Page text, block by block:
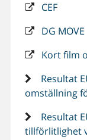
CEF
DG MOVE
Kort film
Resultat
omställning
Resultat
tillförlitlighet